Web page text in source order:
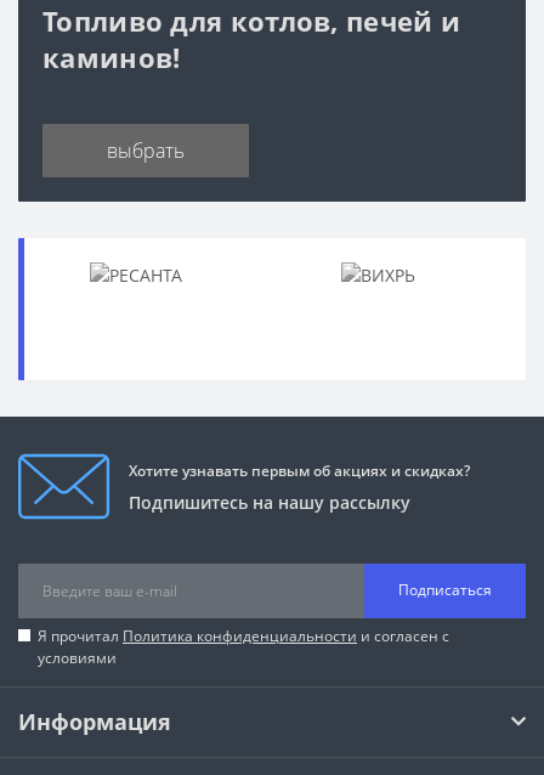
Топливо для котлов, печей и
каминов!
выбрать
Хотите узнавать первым об акциях и скидках?
Подпишитесь на нашу рассылку
Подписаться
Я прочитал Политика конфиденциальности и согласен с
условиями
Информация